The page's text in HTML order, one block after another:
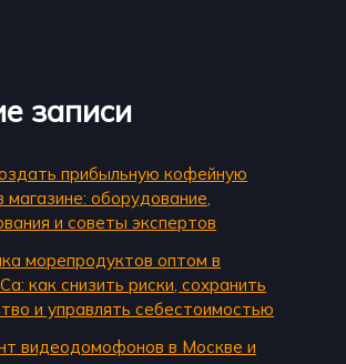
записи
прибыльную кофейную
магазине: оборудование,
и советы экспертов
морепродуктов оптом в
как снизить риски, сохранить
и управлять себестоимостью
видеодомофонов в Москве и